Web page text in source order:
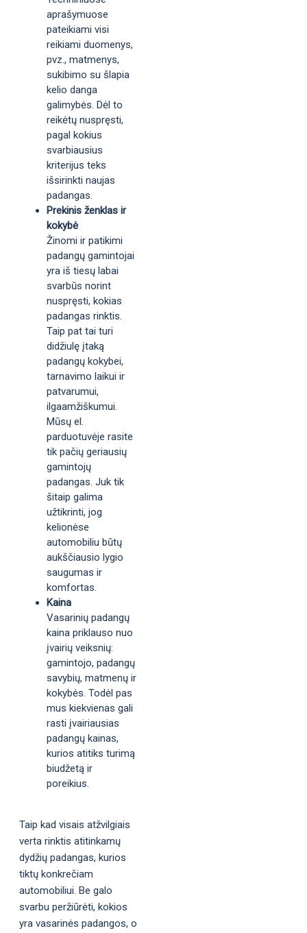
aprašymuose
pateikiami visi
reikiami duomenys,
pvz., matmenys,
sukibimo su šlapia
kelio danga
galimybės. Dėl to
reikėtų nuspręsti,
pagal kokius
svarbiausius
kriterijus teks
išsirinkti naujas
padangas.
Prekinis ženklas ir
kokybė
Žinomi ir patikimi
padangų gamintojai
yra iš tiesų labai
svarbūs norint
nuspręsti, kokias
padangas rinktis.
Taip pat tai turi
didžiulę įtaką
padangų kokybei,
tarnavimo laikui ir
patvarumui,
ilgaamžiškumui.
Mūsų el.
parduotuvėje rasite
tik pačių geriausių
gamintojų
padangas. Juk tik
šitaip galima
užtikrinti, jog
kelionėse
automobiliu būtų
aukščiausio lygio
saugumas ir
komfortas.
Kaina
Vasarinių padangų
kaina priklauso nuo
įvairių veiksnių:
gamintojo, padangų
savybių, matmenų ir
kokybės. Todėl pas
mus kiekvienas gali
rasti įvairiausias
padangų kainas,
kurios atitiks turimą
biudžetą ir
poreikius.
Taip kad visais atžvilgiais
verta rinktis atitinkamų
dydžių padangas, kurios
tiktų konkrečiam
automobiliui. Be galo
svarbu peržiūrėti, kokios
yra vasarinės padangos, o